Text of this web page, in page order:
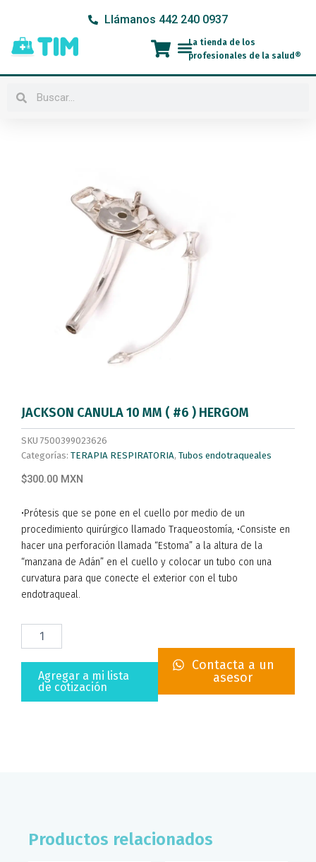
contenido
Llámanos 442 240 0937
Menú
La tienda de los
profesionales de la salud®
Buscar
JACKSON CANULA 10 MM ( #6 ) HERGOM
SKU 7500399023626
Categorías: TERAPIA RESPIRATORIA, Tubos endotraqueales
$300.00 MXN
•Prótesis que se pone en el cuello por medio de un
procedimiento quirúrgico llamado Traqueostomía, •Consiste en
hacer una perforación llamada “Estoma” a la altura de la
“manzana de Adán” en el cuello y colocar un tubo con una
curvatura para que conecte el exterior con el tubo
endotraqueal.
JACKSON
CANULA
Agregar a mi lista
de cotización
Contacta a un
asesor
Productos relacionados